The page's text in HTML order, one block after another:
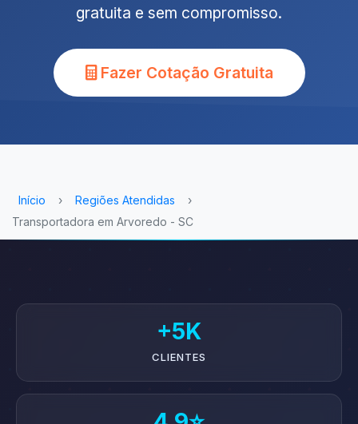
gratuita e sem compromisso.
Fazer Cotação Gratuita
Início › Regiões Atendidas
›
Transportadora em Arvoredo - SC
+5K
CLIENTES